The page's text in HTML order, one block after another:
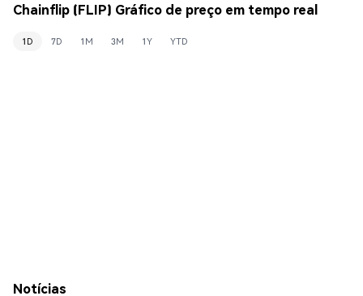
Chainflip (FLIP) Gráfico de preço em tempo real
1D 7D 1M 3M 1Y YTD
Notícias